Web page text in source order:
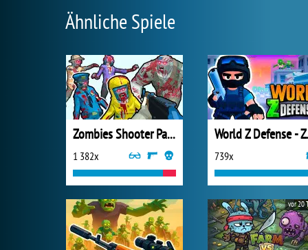
Ähnliche Spiele
Zombies Shooter Part 1
1 382x 739x
vor 20